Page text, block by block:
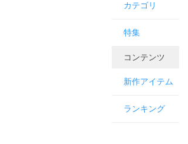
カテゴリ
特集
コンテンツ
新作アイテム
ランキング